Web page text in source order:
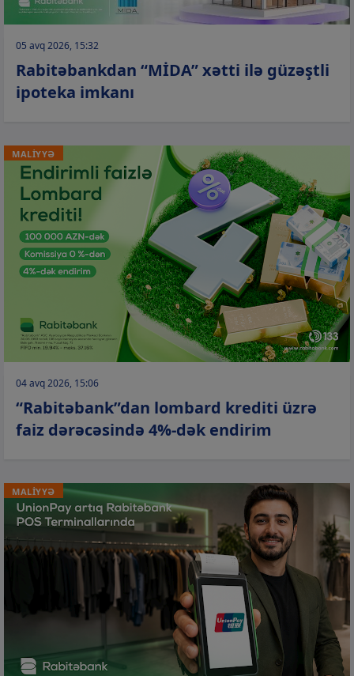
05 avq 2026, 15:32
Rabitəbankdan “MİDA” xətti ilə güzəştli
ipoteka imkanı
MALİYYƏ
04 avq 2026, 15:06
“Rabitəbank”dan lombard krediti üzrə
faiz dərəcəsində 4%-dək endirim
MALİYYƏ